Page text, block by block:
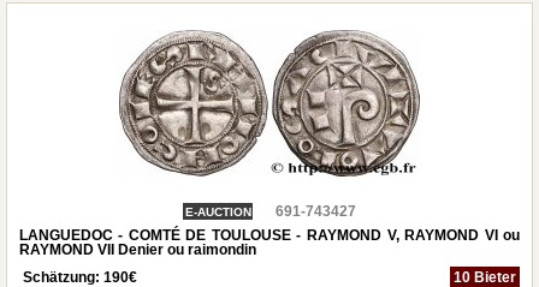
E-AUCTION
691-743427
LANGUEDOC - COMTÉ DE TOULOUSE - RAYMOND V, RAYMOND VI ou
RAYMOND VII Denier ou raimondin
Schätzung: 190€ 10 Bieter